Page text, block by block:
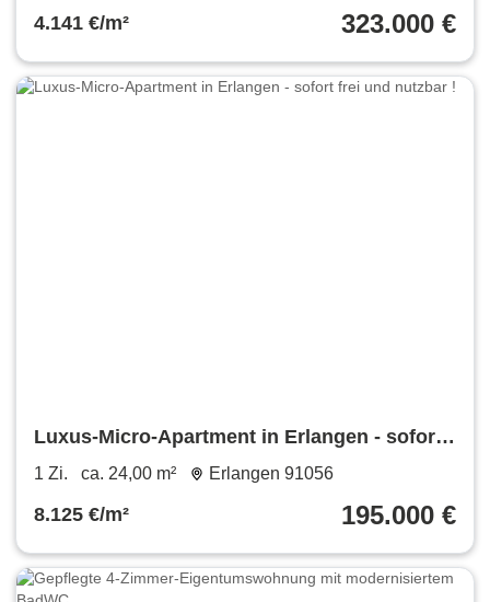
4.141 €/m² 323.000 €
Luxus-Micro-Apartment in Erlangen - sofort
frei und nutzbar !
1 Zi. ca. 24,00 m² Erlangen 91056
8.125 €/m² 195.000 €